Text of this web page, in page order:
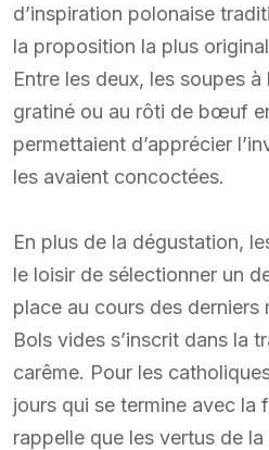
d’inspiration polonaise
la proposition la plus
Entre les deux, les soupes à
gratiné ou au rôti de bœuf
permettaient d’apprécier
les avaient concoctées.
En plus de la dégustation,
le loisir de sélectionner un
place au cours des derniers
Bols vides s’inscrit dans la
carême. Pour les
jours qui se termine avec la
rappelle que les vertus de